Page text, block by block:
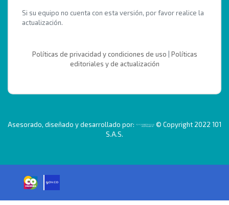
Si su equipo no cuenta con esta versión, por favor realice la
actualización.
Políticas de privacidad y condiciones de uso
Políticas
editoriales y de actualización
Asesorado, diseñado y desarrollado por:
© Copyright 2022 101
S.A.S.